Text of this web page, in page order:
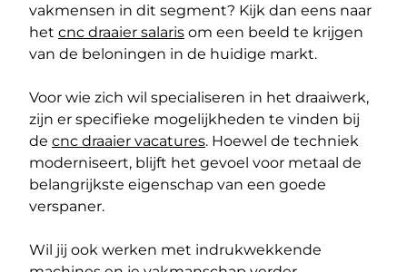
vakmensen in dit segment? Kijk dan eens naar
het cnc draaier salaris om een beeld te krijgen
van de beloningen in de huidige markt.
Voor wie zich wil specialiseren in het draaiwerk,
zijn er specifieke mogelijkheden te vinden bij
de cnc draaier vacatures. Hoewel de techniek
moderniseert, blijft het gevoel voor metaal de
belangrijkste eigenschap van een goede
verspaner.
Wil jij ook werken met indrukwekkende